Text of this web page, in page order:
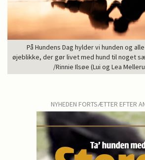
På Hundens Dag hylder vi hunden og
øjeblikke, der gør livet med hund til noget
/Rinnie Ilsøe (Lui og Lea
NYHEDEN FORTSÆTTER EFTER